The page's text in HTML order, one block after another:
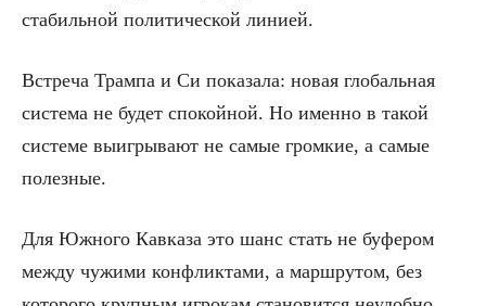
стабильной политической линией.
Встреча Трампа и Си показала: новая глобальная
система не будет спокойной. Но именно в такой
системе выигрывают не самые громкие, а самые
полезные.
Для Южного Кавказа это шанс стать не буфером
между чужими конфликтами, а маршрутом, без